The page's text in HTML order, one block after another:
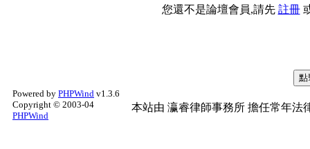
您還不是論壇會員,請先 註冊
Powered by PHPWind v1.3.6
Copyright © 2003-04
PHPWind
本站由 瀛睿律師事務所 擔任常年法